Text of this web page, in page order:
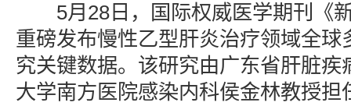
5月28日，国际权威医学期刊《
重磅发布慢性乙型肝炎治疗领域全球
究关键数据。该研究由广东省肝脏疾
大学南方医院感染内科侯金林教授担